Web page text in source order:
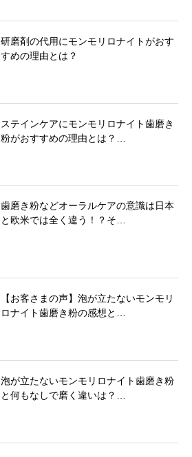
研磨剤の代用にモンモリロナイトがおす
すめの理由とは？
ステインケアにモンモリロナイト歯磨き
粉がおすすめの理由とは？…
歯磨き粉などオーラルケアの意識は日本
と欧米では全く違う！？そ…
【お客さまの声】泡が立たないモンモリ
ロナイト歯磨き粉の感想と…
泡が立たないモンモリロナイト歯磨き粉
と何もなしで磨く違いは？…